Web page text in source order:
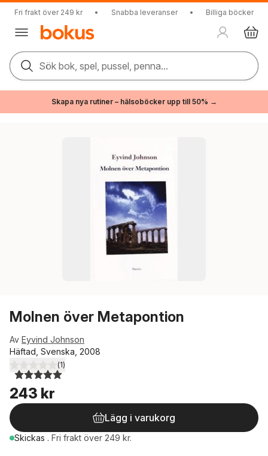
Fri frakt över 249 kr • Snabba leveranser • Billiga böcker
Sök bok, spel, pussel, penna...
Skapa nya rutiner – hälsoböcker upp till 50% →
Molnen över Metapontion
Av Eyvind Johnson
Häftad, Svenska, 2008
5,0utav 5 stjärnor. Totalt antal röster:
(1)
243 kr
Lägg i varukorg
Skickas . Fri frakt över 249 kr.